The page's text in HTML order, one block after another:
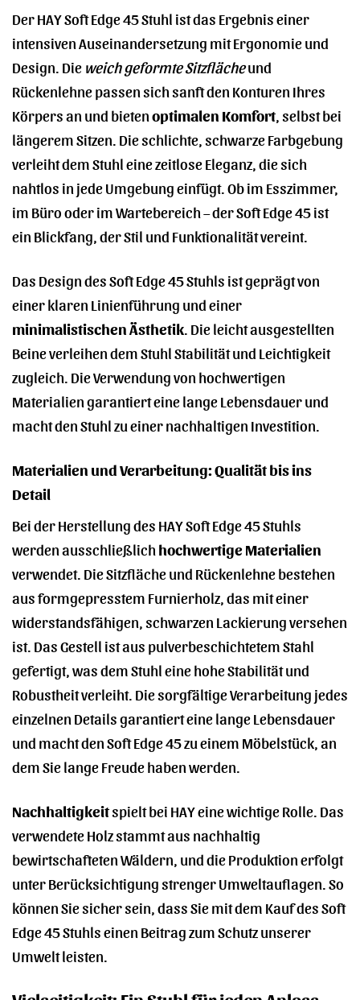
Der HAY Soft Edge 45 Stuhl ist das Ergebnis einer
intensiven Auseinandersetzung mit Ergonomie und
Design. Die weich geformte Sitzflächeund
Rückenlehne passen sich sanft den Konturen Ihres
Körpers an und bietenoptimalen Komfort, selbst bei
längerem Sitzen. Die schlichte, schwarze Farbgebung
verleiht dem Stuhl eine zeitlose Eleganz, die sich
nahtlos in jede Umgebung einfügt. Ob im Esszimmer,
im Büro oder im Wartebereich – der Soft Edge 45 ist
ein Blickfang, der Stil und Funktionalität vereint.
Das Design des Soft Edge 45 Stuhls ist geprägt von
einer klaren Linienführung und einer
minimalistischen Ästhetik . Die leicht ausgestellten
Beine verleihen dem Stuhl Stabilität und Leichtigkeit
zugleich. Die Verwendung von hochwertigen
Materialien garantiert eine lange Lebensdauer und
macht den Stuhl zu einer nachhaltigen Investition.
Materialien und Verarbeitung: Qualität bis ins
Detail
Bei der Herstellung des HAY Soft Edge 45 Stuhls
werden ausschließlich hochwertige Materialien
verwendet. Die Sitzfläche und Rückenlehne bestehen
aus formgepresstem Furnierholz, das mit einer
widerstandsfähigen, schwarzen Lackierung versehen
ist. Das Gestell ist aus pulverbeschichtetem Stahl
gefertigt, was dem Stuhl eine hohe Stabilität und
Robustheit verleiht. Die sorgfältige Verarbeitung jedes
einzelnen Details garantiert eine lange Lebensdauer
und macht den Soft Edge 45 zu einem Möbelstück, an
dem Sie lange Freude haben werden.
Nachhaltigkeitspielt bei HAY eine wichtige Rolle. Das
verwendete Holz stammt aus nachhaltig
bewirtschafteten Wäldern, und die Produktion erfolgt
unter Berücksichtigung strenger Umweltauflagen. So
können Sie sicher sein, dass Sie mit dem Kauf des Soft
Edge 45 Stuhls einen Beitrag zum Schutz unserer
Umwelt leisten.